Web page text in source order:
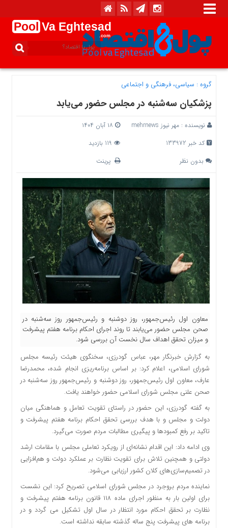
Pool Va Eghtesad
.com
گروه : سیاسی، فرهنگی و اجتماعی
پزشکیان سه‌شنبه در مجلس حضور می‌یابد
نویسنده : مهر نیوز mehrnews
کد خبر 133972
بدون نظر
پرینت
معاون اول رئیس‌جمهور، روز دوشنبه و رئیس‌جمهور روز سه‌شنبه در
صحن مجلس حضور می‌یابند تا روند اجرای احکام برنامه هفتم پیشرفت
و میزان تحقق اهداف سال نخست آن بررسی شود.
به گزارش خبرنگار مهر، عباس گودرزی، سخنگوی هیئت رئیسه مجلس
شورای اسلامی، اعلام کرد: بر اساس برنامه‌ریزی انجام‌ شده، محمدرضا
عارف، معاون اول رئیس‌جمهور، روز دوشنبه و رئیس‌جمهور روز سه‌شنبه در
صحن علنی مجلس شورای اسلامی حضور خواهند یافت.
به گفته گودرزی، این حضور در راستای تقویت تعامل و هماهنگی میان
دولت و مجلس و با هدف بررسی تحقق احکام برنامه هفتم پیشرفت و
تاکید بر رفع کمبودها و پیگیری مطالبات مردم صورت می‌گیرد.
وی ادامه داد: این اقدام نشانه‌ای از رویکرد تعاملی مجلس با مقامات ارشد
دولتی و همچنین تلاش برای تقویت نظارت بر عملکرد دولت و هم‌افزایی
در تصمیم‌سازی‌های کلان کشور ارزیابی می‌شود.
نماینده مردم بروجرد در مجلس شورای اسلامی تصریح کرد: این نشست
برای اولین بار به منظور اجرای ماده ۱۱۸ قانون برنامه هفتم پیشرفت و
نظارت بر تحقق احکام مورد انتظار در سال اول تشکیل می گردد و در
برنامه های پیشرفت پنج ساله گذشته سابقه نداشته است‌.